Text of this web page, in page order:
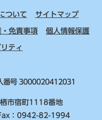
ついて サイトマップ
免責事項 個人情報保護
ティ
番号 3000020412031
市宿町1118番地
：0942-82-1994